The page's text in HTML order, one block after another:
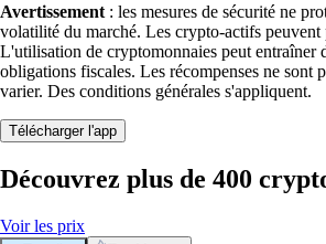
Avertissement : les mesures de sécurité ne
volatilité du marché. Les crypto-actifs peuvent
L'utilisation de cryptomonnaies peut entraîner
obligations fiscales. Les récompenses ne sont
varier. Des conditions générales s'appliquent.
Télécharger l'app
Découvrez plus de 400
Voir les prix